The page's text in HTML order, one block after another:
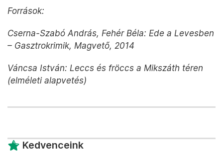
Források:
Cserna-Szabó András, Fehér Béla: Ede a Levesben
– Gasztrokrimik, Magvető, 2014
Váncsa István: Leccs és fröccs a Mikszáth téren
(elméleti alapvetés)
Kedvenceink